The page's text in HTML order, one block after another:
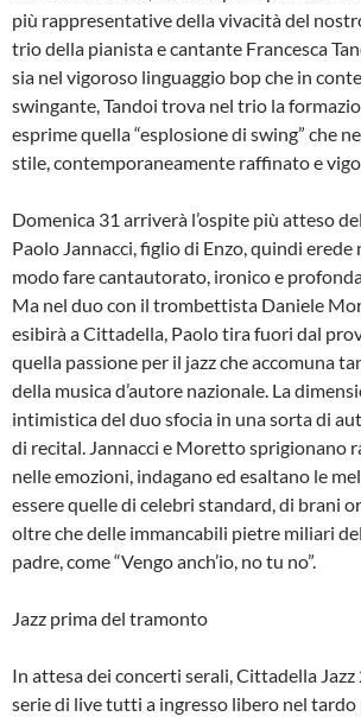
più rappresentative della vivacità del
trio della pianista e cantante Francesca
sia nel vigoroso linguaggio bop che in
swingante, Tandoi trova nel trio la
esprime quella “esplosione di swing” che
stile, contemporaneamente raffinato e
Domenica 31 arriverà l’ospite più atteso
Paolo Jannacci, figlio di Enzo, quindi
modo fare cantautorato, ironico e
Ma nel duo con il trombettista Daniele
esibirà a Cittadella, Paolo tira fuori dal
quella passione per il jazz che accomuna
della musica d’autore nazionale. La
intimistica del duo sfocia in una sorta di
di recital. Jannacci e Moretto sprigionano
nelle emozioni, indagano ed esaltano le
essere quelle di celebri standard, di brani
oltre che delle immancabili pietre miliari
padre, come “Vengo anch’io, no tu no”.
Jazz prima del tramonto
In attesa dei concerti serali, Cittadella
serie di live tutti a ingresso libero nel tardo